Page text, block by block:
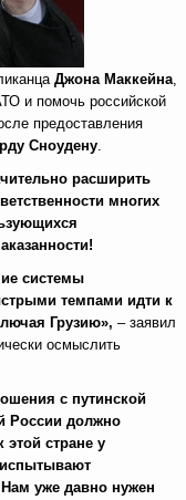
Джона Маккейна,
и помочь российской
предоставления
Сноудену.
расширить
многих
системы
темпами идти к
Грузию», – заявил
осмыслить
с путинской
России должно
стране у
уже давно нужен